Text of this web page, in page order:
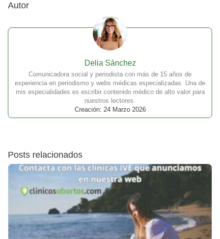
Autor
Delia Sánchez
Comunicadora social y periodista con más de 15 años de
experiencia en periodismo y webs médicas especializadas. Una de
mis especialidades es escribir contenido médico de alto valor para
nuestros lectores.
Creación: 24 Marzo 2026
Posts relacionados